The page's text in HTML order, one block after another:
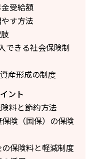
受給額
す方法
できる社会保険制
産形成の制度
ント
料と節約方法
険（国保）の保険
保険料と軽減制度